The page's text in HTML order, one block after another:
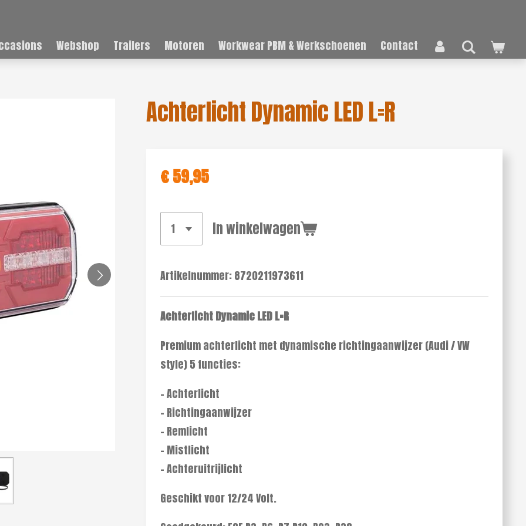
Webshop Trailers Motoren Workwear PBM & Werkschoenen Contact
Achterlicht Dynamic LED L=R
€ 59,95
In winkelwagen
Artikelnummer:8720211973611
Achterlicht Dynamic LED L=R
Premium achterlicht met dynamische richtingaanwijzer (Audi / VW
style)5 functies:
- Achterlicht
- Richtingaanwijzer
- Remlicht
- Mistlicht
- Achteruitrijlicht
Geschikt voor 12/24 Volt.